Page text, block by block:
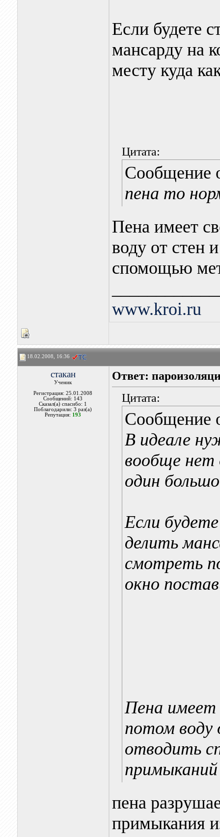
Если будете
мансарду на
месту куда
Цитата:
Сообщение
пена то
Пена имеет
воду от стен
спомощью
www.kroi.ru
18.02.2008, 16:36
стакан
Ученик
Регистрация: 25.01.2008
Сообщений: 143
Сказал(а) спасибо: 1
Поблагодарили: 3 раз(а)
Репутация: 193
Ответ:
Цитата:
Сообщение
В идеале
вообще нет
один
Если
делить
смотреть
окно
Пена имеет
потом воду
отводить
примыканий
пена
примыкания